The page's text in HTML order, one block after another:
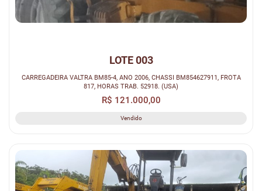
LOTE 003
CARREGADEIRA VALTRA BM85-4, ANO 2006, CHASSI BM854627911, FROTA
817, HORAS TRAB. 52918. (USA)
R$ 121.000,00
Vendido